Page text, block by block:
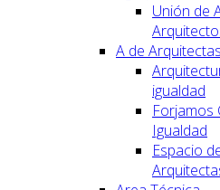
Unión de
A de Arquitectas
igualdad
Forjamos
Igualdad
Espacio